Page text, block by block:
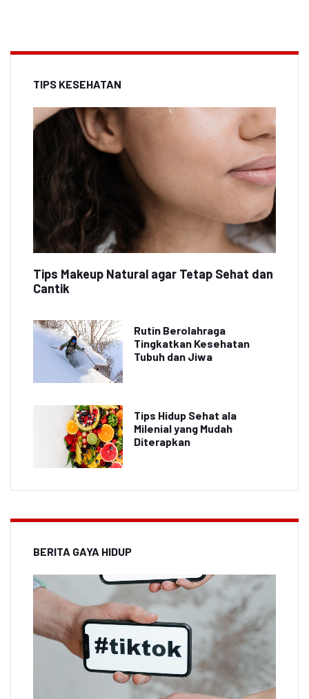
TIPS KESEHATAN
Tips Makeup Natural agar Tetap Sehat dan
Cantik
Rutin Berolahraga
Tingkatkan Kesehatan
Tubuh dan Jiwa
Tips Hidup Sehat ala
Milenial yang Mudah
Diterapkan
BERITA GAYA HIDUP